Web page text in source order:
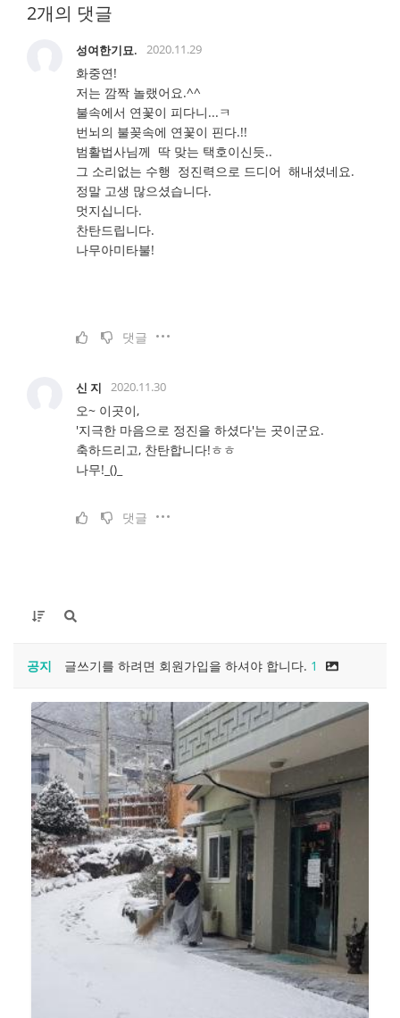
2개의 댓글
성여한기묘. 2020.11.29
화중연!
저는 깜짝 놀랬어요.^^
불속에서 연꽃이 피다니...ㅋ
번뇌의 불꽂속에 연꽃이 핀다.!!
범활법사님께 딱 맞는 택호이신듯..
그 소리없는 수행 정진력으로 드디어 해내셨네요.
정말 고생 많으셨습니다.
멋지십니다.
찬탄드립니다.
나무아미타불!
댓글
신 지 2020.11.30
오~ 이곳이,
'지극한 마음으로 정진을 하셨다'는 곳이군요.
축하드리고, 찬탄합니다!ㅎㅎ
나무!_()_
댓글
공지 글쓰기를 하려면 회원가입을 하셔야 합니다. 1